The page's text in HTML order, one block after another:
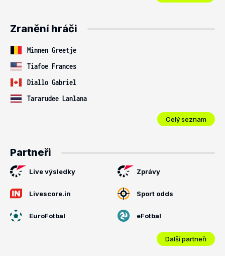
Zranění hráči
Minnen Greetje
Tiafoe Frances
Diallo Gabriel
Tararudee Lanlana
Celý seznam
Partneři
Live výsledky Zprávy
Livescore.in Sport odds
EuroFotbal eFotbal
Další partneři